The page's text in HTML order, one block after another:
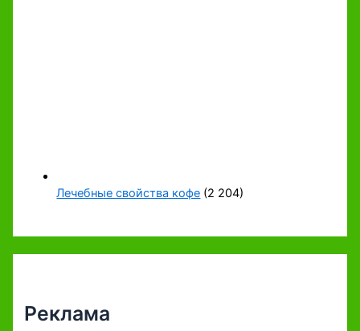
Лечебные свойства кофе (2 204)
Реклама